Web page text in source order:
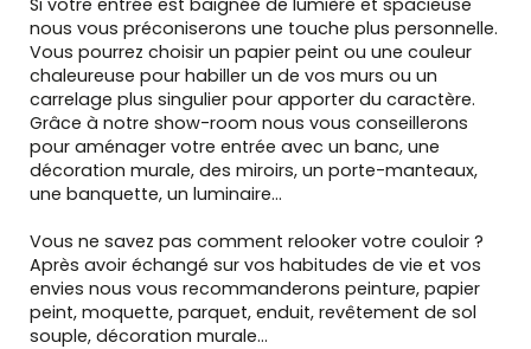
nous vous préconiserons une touche plus personnelle.
Vous pourrez choisir un papier peint ou une couleur
chaleureuse pour habiller un de vos murs ou un
carrelage plus singulier pour apporter du caractère.
Grâce à notre show-room nous vous conseillerons
pour aménager votre entrée avec un banc, une
décoration murale, des miroirs, un porte-manteaux,
une banquette, un luminaire…
Vous ne savez pas comment relooker votre couloir ?
Après avoir échangé sur vos habitudes de vie et vos
envies nous vous recommanderons peinture, papier
peint, moquette, parquet, enduit, revêtement de sol
souple, décoration murale…